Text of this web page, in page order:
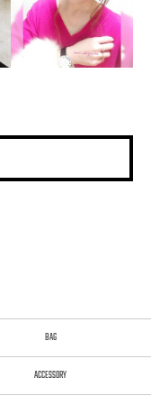
BAG
ACCESSORY